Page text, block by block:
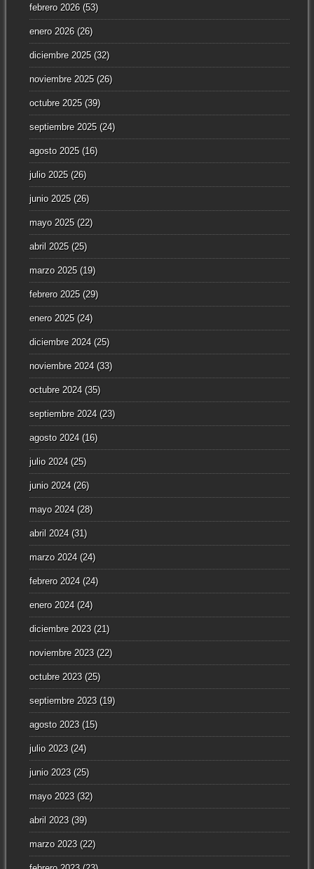
febrero 2026(53)
enero 2026(26)
diciembre 2025(32)
noviembre 2025(26)
octubre 2025(39)
septiembre 2025(24)
agosto 2025(16)
julio 2025(26)
junio 2025(26)
mayo 2025(22)
abril 2025(25)
marzo 2025(19)
febrero 2025(29)
enero 2025(24)
diciembre 2024(25)
noviembre 2024(33)
octubre 2024(35)
septiembre 2024(23)
agosto 2024(16)
julio 2024(25)
junio 2024(26)
mayo 2024(28)
abril 2024(31)
marzo 2024(24)
febrero 2024(24)
enero 2024(24)
diciembre 2023(21)
noviembre 2023(22)
octubre 2023(25)
septiembre 2023(19)
agosto 2023(15)
julio 2023(24)
junio 2023(25)
mayo 2023(32)
abril 2023(39)
marzo 2023(22)